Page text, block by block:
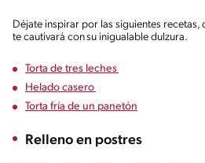
Déjate inspirar por las siguientes recetas,
te cautivará con su inigualable dulzura.
Torta de tres leches
Helado casero
Torta fría de un panetón
Relleno en postres